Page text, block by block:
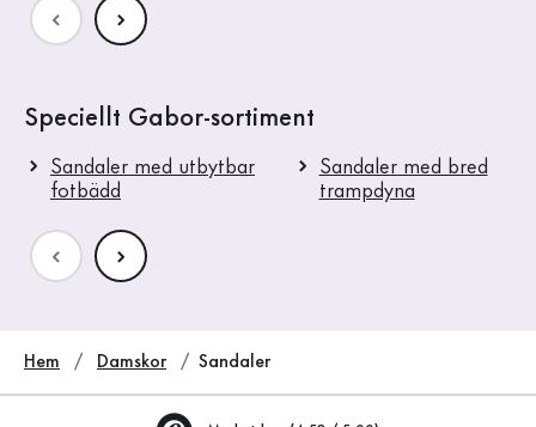
Speciellt Gabor-sortiment
Sandaler med utbytbar
fotbädd
Sandaler med bred
trampdyna
Hem Damskor Sandaler